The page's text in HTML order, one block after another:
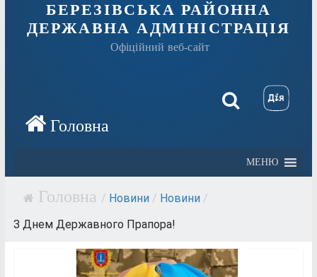
БЕРЕЗІВСЬКА РАЙОННА
ДЕРЖАВНА АДМІНІСТРАЦІЯ
Офіційний веб-сайт
МЕНЮ
/ Новини / Новини /
З Днем Державного Прапора!